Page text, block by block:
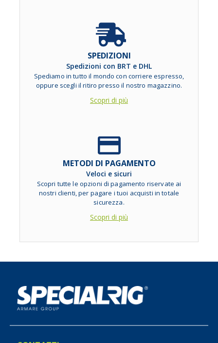
SPEDIZIONI
Spedizioni con BRT e DHL
Spediamo in tutto il mondo con corriere espresso,
oppure scegli il ritiro presso il nostro magazzino.
Scopri di più
METODI DI PAGAMENTO
Veloci e sicuri
Scopri tutte le opzioni di pagamento riservate ai
nostri clienti, per pagare i tuoi acquisti in totale
sicurezza.
Scopri di più